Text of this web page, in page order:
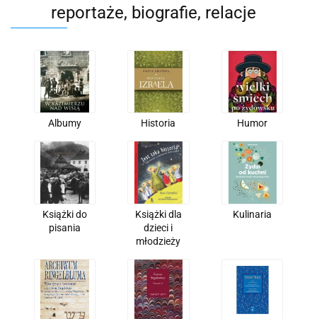
reportaże, biografie, relacje
Albumy Historia Humor
Książki do
pisania
Książki dla
dzieci i
młodzieży
Kulinaria